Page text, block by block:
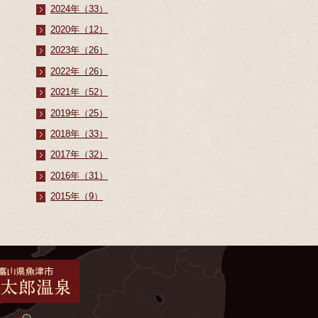
2024年（33）
2020年（12）
2023年（26）
2022年（26）
2021年（52）
2019年（25）
2018年（33）
2017年（32）
2016年（31）
2015年（9）